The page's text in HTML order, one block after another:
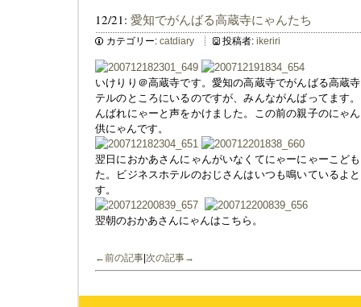
12/21: 愛知でがんばる高蔵寺にゃんたち
カテゴリー: catdiary 投稿者: ikeriri
いけりり＠高蔵寺です。愛知の高蔵寺でがんばる高蔵
テルのところにいるのですが、みんながんばってます
んばれにゃーと声をかけました。この前の親子のにゃ
供にゃんです。
翌日におかあさんにゃんがいなくてにゃーにゃーこど
た。ビジネスホテルのおじさんはいつも鳴いているよ
す。
翌朝のおかあさんにゃんはこちら。
←前の記事 次の記事→